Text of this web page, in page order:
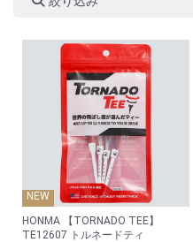
NEW
HONMA 【TORNADO TEE】
TE12607 トルネードティ